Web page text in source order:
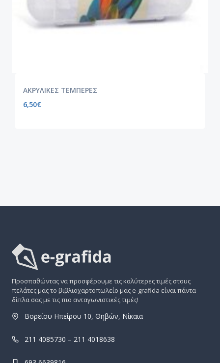
ΑΚΡΥΛΙΚΕΣ ΤΕΜΠΕΡΕΣ
6,50€
Προσπαθώντας να προσφέρουμε τις καλύτερες τιμές στους
πελάτες μας το βιβλιοχαρτοπωλείο μας e-grafida είναι πάντα
δίπλα σας με τις πιο ανταγωνιστικές τιμές!
Βορείου Ηπείρου 10, Θηβών, Νίκαια
211 4085730 – 211 4018638